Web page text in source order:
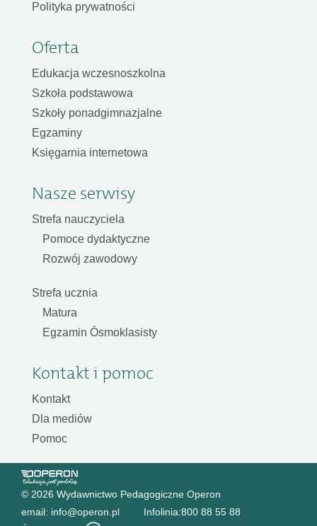
Polityka prywatności
Oferta
Edukacja wczesnoszkolna
Szkoła podstawowa
Szkoły ponadgimnazjalne
Egzaminy
Księgarnia internetowa
Nasze serwisy
Strefa nauczyciela
Pomoce dydaktyczne
Rozwój zawodowy
Strefa ucznia
Matura
Egzamin Ósmoklasisty
Kontakt i pomoc
Kontakt
Dla mediów
Pomoc
© 2026 Wydawnictwo Pedagogiczne Operon
email: info@operon.pl Infolinia:800 88 55 88